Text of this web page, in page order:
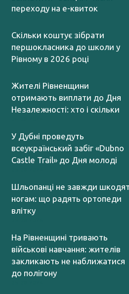
переходу на е-квиток
Скільки коштує зібрати
першокласника до школи у
Рівному в 2026 році
Жителі Рівненщини
отримають виплати до Дня
Незалежності: хто і скільки
У Дубні проведуть
всеукраїнський забіг «Dubno
Castle Trail» до Дня молоді
Шльопанці не завжди
ногам: що радять ортопеди
влітку
На Рівненщині тривають
військові навчання: жителів
закликають не наближатися
до полігону